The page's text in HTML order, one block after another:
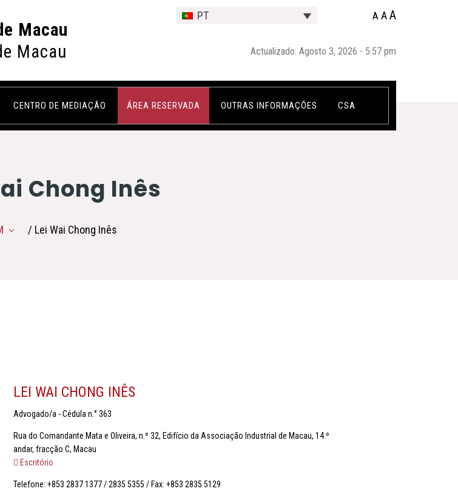
Macau
Macau
PT A AA
Actualizado: Agosto 3, 2026 - 5:57 pm
CENTRO DE MEDIAÇÃO ÁREA RESERVADA OUTRAS INFORMAÇÕES CSA
Chong Inês
/ Lei Wai Chong Inês
LEI WAI CHONG INÊS
Advogado/a - Cédula n.° 363
Rua do Comandante Mata e Oliveira, n.º 32, Edifício da Associação Industrial de Macau, 14.º
andar, fracção C, Macau
Escritório
Telefone: +853 2837 1377 / 2835 5355 / Fax: +853 2835 5129